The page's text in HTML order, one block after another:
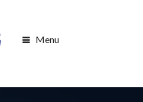
Menu